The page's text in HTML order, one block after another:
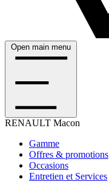
Open main menu
RENAULT Macon
Gamme
Offres & promotions
Occasions
Entretien et Services